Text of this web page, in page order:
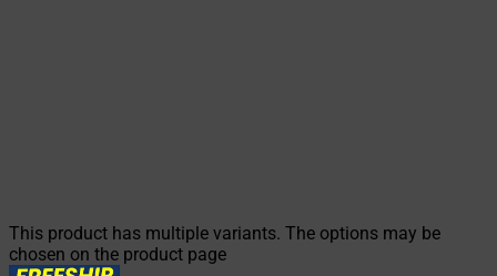
This product has multiple variants. The options may be
chosen on the product page